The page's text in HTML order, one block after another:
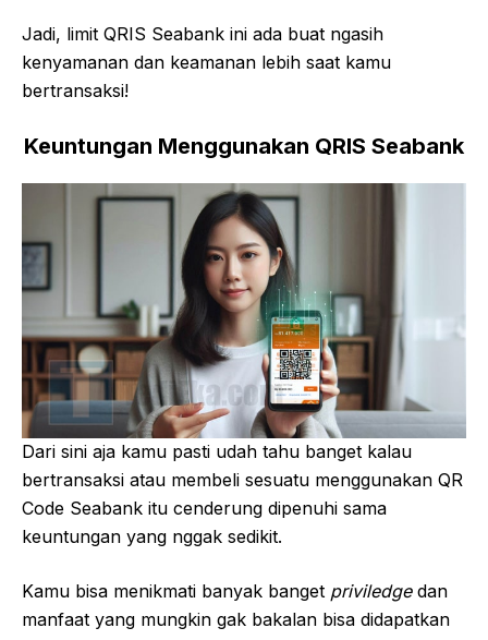
Jadi, limit QRIS Seabank ini ada buat ngasih
kenyamanan dan keamanan lebih saat kamu
bertransaksi!
Keuntungan Menggunakan QRIS Seabank
Dari sini aja kamu pasti udah tahu banget kalau
bertransaksi atau membeli sesuatu menggunakan QR
Code Seabank itu cenderung dipenuhi sama
keuntungan yang nggak sedikit.
Kamu bisa menikmati banyak banget priviledge dan
manfaat yang mungkin gak bakalan bisa didapatkan